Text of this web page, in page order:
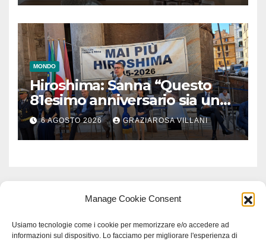
Manage Cookie Consent
Usiamo tecnologie come i cookie per memorizzare e/o accedere ad
informazioni sul dispositivo. Lo facciamo per migliorare l'esperienza di
MONDO
Hiroshima: Sanna “Questo
81esimo anniversario sia un
monito per tutti”
6 AGOSTO 2026 GRAZIAROSA VILLANI